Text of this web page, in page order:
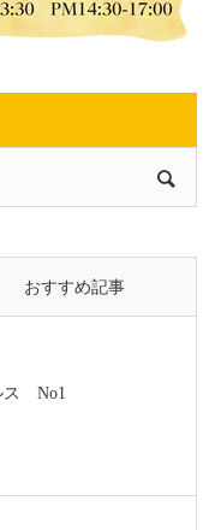
おすすめ記事
ス No1